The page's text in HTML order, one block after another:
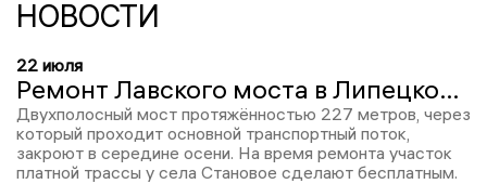
НОВОСТИ
22 июля
Ремонт Лавского моста в Липецкой области начнётся осенью
Двухполосный мост протяжённостью 227 метров, через
который проходит основной транспортный поток,
закроют в середине осени. На время ремонта участок
платной трассы у села Становое сделают бесплатным.